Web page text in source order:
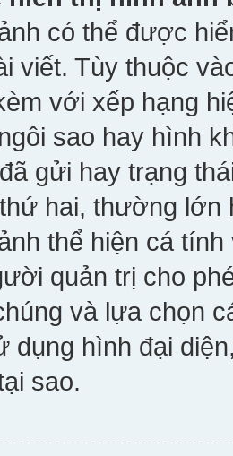
có thể được
viết. Tùy thuộc
với xếp hạng
sao hay hình
gửi hay trạng
hai, thường
thể hiện cá
quản trị cho
và lựa chọn
dụng hình đại
sao.